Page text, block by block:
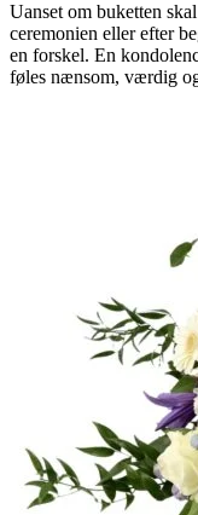
Uanset om buketten
ceremonien eller efter
en forskel. En
føles nænsom, værdig